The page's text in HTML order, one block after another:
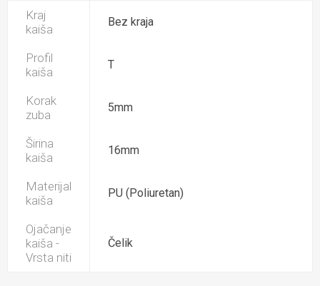
Kraj
kaiša
Bez kraja
Profil
kaiša
T
Korak
zuba
5mm
Širina
kaiša
16mm
Materijal
kaiša
PU (Poliuretan)
Ojačanje
kaiša -
Vrsta niti
Čelik